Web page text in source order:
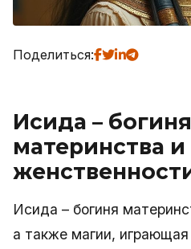
Поделиться:
Исида – богиня
материнства и
Исида – богиня
а также магии,